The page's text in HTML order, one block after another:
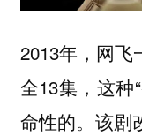
2013年，网
全13集，这种
命性的。该剧